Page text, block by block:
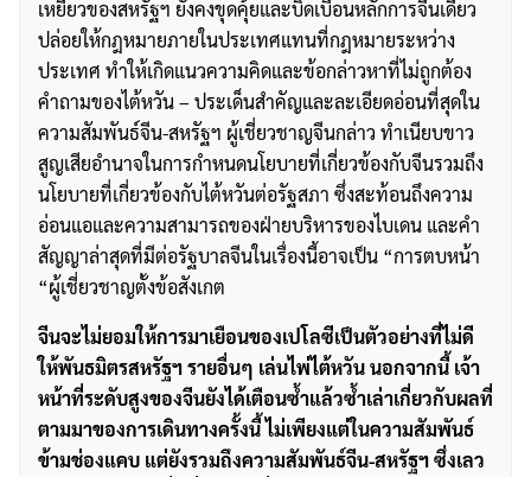
เหยี่ยวของสหรัฐฯ ยังคงขุดคุ้ยและบิดเบือนหลักการจีนเดียว
ปล่อยให้กฎหมายภายในประเทศแทนที่กฎหมายระหว่าง
ประเทศ ทำให้เกิดแนวความคิดและข้อกล่าวหาที่ไม่ถูกต้อง
คำถามของไต้หวัน – ประเด็นสำคัญและละเอียดอ่อนที่สุดใน
ความสัมพันธ์จีน-สหรัฐฯ ผู้เชี่ยวชาญจีนกล่าว ทำเนียบขาว
สูญเสียอำนาจในการกำหนดนโยบายที่เกี่ยวข้องกับจีนรวมถึง
นโยบายที่เกี่ยวข้องกับไต้หวันต่อรัฐสภา ซึ่งสะท้อนถึงความ
อ่อนแอและความสามารถของฝ่ายบริหารของไบเดน และคำ
สัญญาล่าสุดที่มีต่อรัฐบาลจีนในเรื่องนี้อาจเป็น “การตบหน้า
“ผู้เชี่ยวชาญตั้งข้อสังเกต
จีนจะไม่ยอมให้การมาเยือนของเปโลซีเป็นตัวอย่างที่ไม่ดี
ให้พันธมิตรสหรัฐฯ รายอื่นๆ เล่นไพ่ไต้หวัน นอกจากนี้ เจ้า
หน้าที่ระดับสูงของจีนยังได้เตือนซ้ำแล้วซ้ำเล่าเกี่ยวกับผลที่
ตามมาของการเดินทางครั้งนี้ ไม่เพียงแต่ในความสัมพันธ์
ข้ามช่องแคบ แต่ยังรวมถึงความสัมพันธ์จีน-สหรัฐฯ ซึ่งเลว